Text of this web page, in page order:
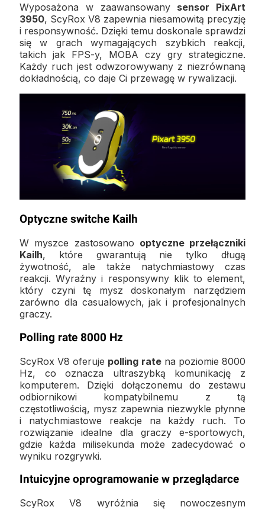
Wyposażona w zaawansowany sensor PixArt
3950, ScyRox V8 zapewnia niesamowitą precyzję
i responsywność. Dzięki temu doskonale sprawdzi
się w grach wymagających szybkich reakcji,
takich jak FPS-y, MOBA czy gry strategiczne.
Każdy ruch jest odwzorowywany z niezrównaną
dokładnością, co daje Ci przewagę w rywalizacji.
Optyczne switche Kailh
W myszce zastosowano optyczne przełączniki
Kailh, które gwarantują nie tylko długą
żywotność, ale także natychmiastowy czas
reakcji. Wyraźny i responsywny klik to element,
który czyni tę mysz doskonałym narzędziem
zarówno dla casualowych, jak i profesjonalnych
graczy.
Polling rate 8000 Hz
ScyRox V8 oferuje polling ratena poziomie 8000
Hz, co oznacza ultraszybką komunikację z
komputerem. Dzięki dołączonemu do zestawu
odbiornikowi kompatybilnemu z tą
częstotliwością, mysz zapewnia niezwykle płynne
i natychmiastowe reakcje na każdy ruch. To
rozwiązanie idealne dla graczy e-sportowych,
gdzie każda milisekunda może zadecydować o
wyniku rozgrywki.
Intuicyjne oprogramowanie w przeglądarce
ScyRox V8 wyróżnia się nowoczesnym